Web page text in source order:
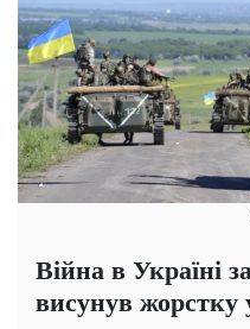
Війна в Україні
висунув жорстку